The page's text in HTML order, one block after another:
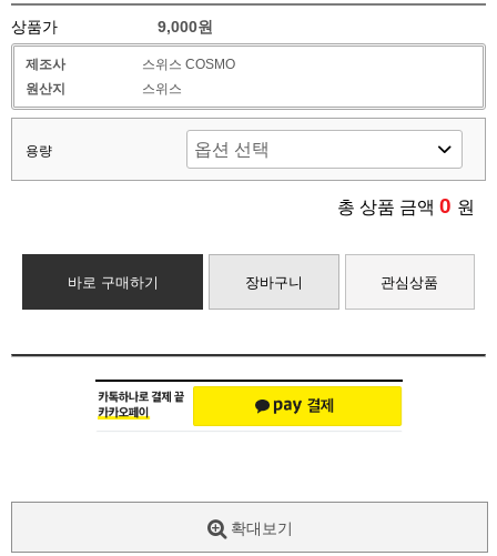
상품가 9,000원
제조사
스위스 COSMO
원산지
스위스
용량
총 상품 금액 0 원
바로 구매하기 장바구니 관심상품
확대보기